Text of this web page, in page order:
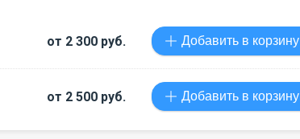
от 2 300 руб. Добавить в корзину
от 2 500 руб. Добавить в корзину